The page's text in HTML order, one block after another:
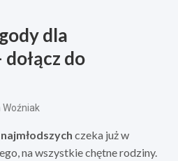
dla
dołącz do
Woźniak
czeka już w
na wszystkie chętne rodziny.